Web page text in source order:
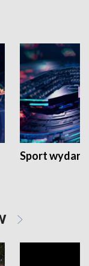
Sport